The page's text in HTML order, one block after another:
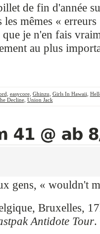
de fin d'année
mêmes «
je n'en fais
au plus
easycore, Ghinzu Girls In Hawaii
Decline, Union Jack
gens, « wouldn't
Bruxelles,
Antidote Tour.